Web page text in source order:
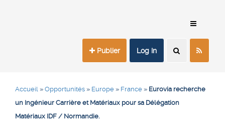
Publier Log In
Accueil » Opportunités » Europe » France » Eurovia recherche
un Ingénieur Carrière et Matériaux pour sa Délégation
Matériaux IDF / Normandie.